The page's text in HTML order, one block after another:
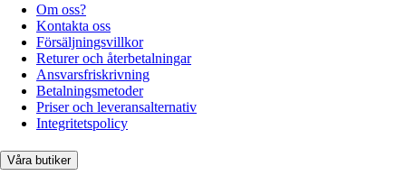
Om oss?
Kontakta oss
Försäljningsvillkor
Returer och återbetalningar
Ansvarsfriskrivning
Betalningsmetoder
Priser och leveransalternativ
Integritetspolicy
Våra butiker